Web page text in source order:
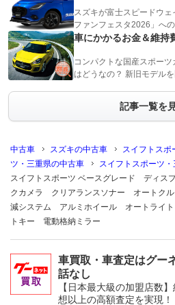
スズキが富士スピードウ
ファンフェスタ2026」へ
車にかかるお金＆維持
コンパクトな国産スポー
はどうなの？ 新旧モデルを
記事一覧を
中古車 スズキの中古車 スイフトスポ
ツ・三重県の中古車
スイフトスポーツ
スイフトスポーツ ベースグレード ディ
クカメラ クリアランスソナー オートク
減システム アルミホイール オートライ
トキー 電動格納ミラー
車買取・車査定はグ
話なし
【日本最大級の加盟店数
想以上の高額査定を実現！